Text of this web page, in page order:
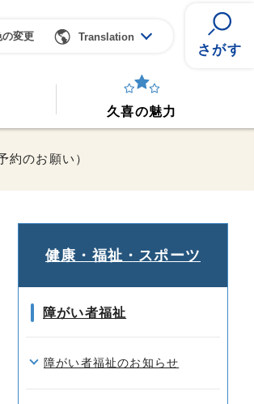
の変更 Translation
さがす
久喜の魅力
約のお願い）
健康・福祉・スポーツ
障がい者福祉
障がい者福祉のお知らせ